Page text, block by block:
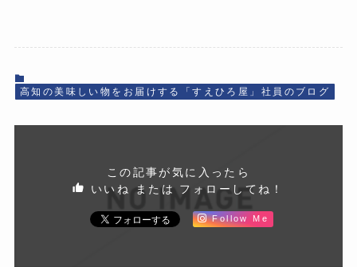
高知の美味しい物をお届けする「すえひろ屋」社員のブログ
この記事が気に入ったら
いいね または フォローしてね！
Follow Me